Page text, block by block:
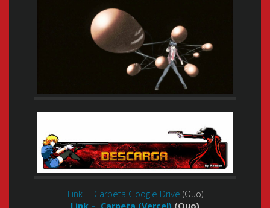
Link – Carpeta Google Drive (Ouo)
Link – Carpeta (Vercel) (Ouo)